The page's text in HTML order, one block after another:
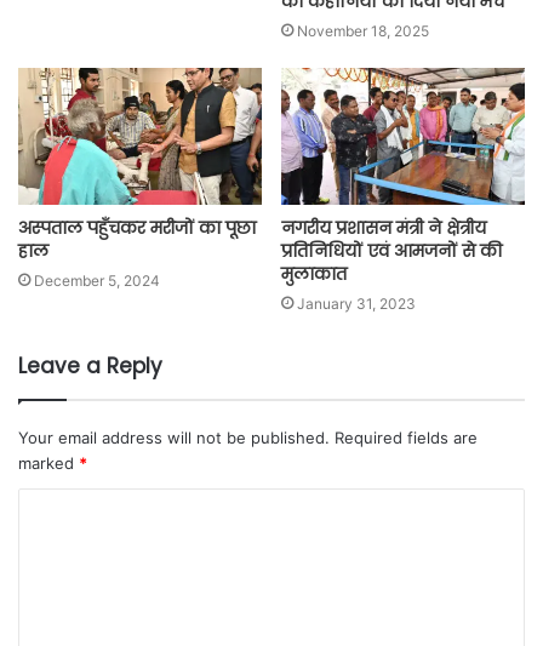
November 18, 2025
अस्पताल पहुँचकर मरीजों का पूछा
हाल
December 5, 2024
नगरीय प्रशासन मंत्री ने क्षेत्रीय
प्रतिनिधियों एवं आमजनों से की
मुलाकात
January 31, 2023
Leave a Reply
Your email address will not be published. Required fields are
marked *